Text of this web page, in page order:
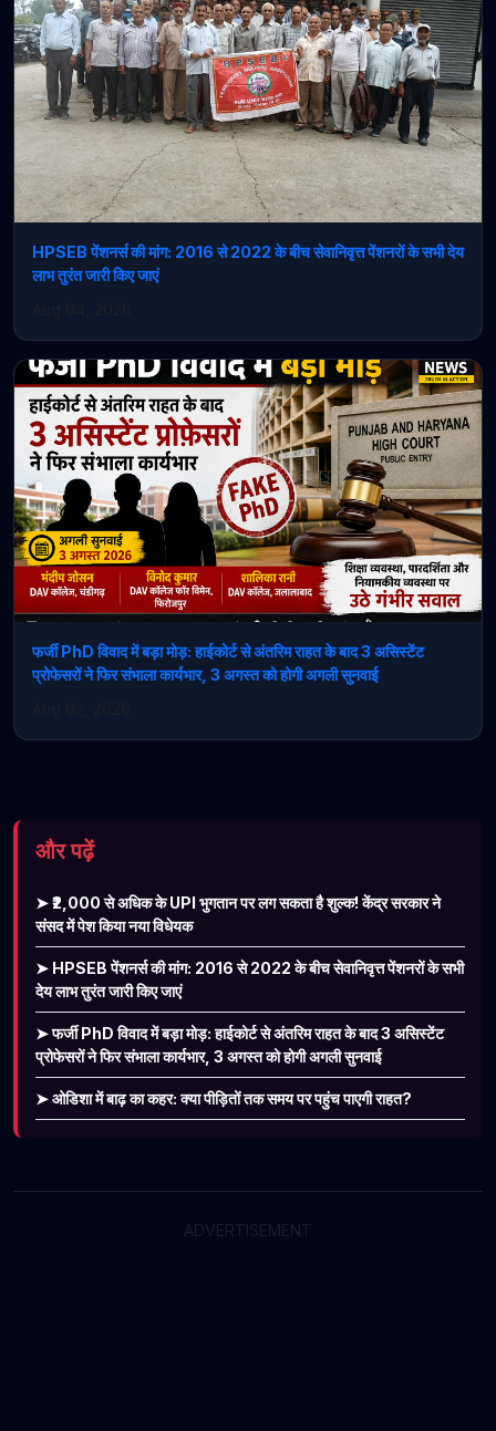
HPSEB पेंशनर्स की मांग: 2016 से 2022 के बीच सेवानिवृत्त पेंशनरों के सभी देय
लाभ तुरंत जारी किए जाएं
फर्जी PhD विवाद में बड़ा मोड़: हाईकोर्ट से अंतरिम राहत के बाद 3 असिस्टेंट
प्रोफेसरों ने फिर संभाला कार्यभार, 3 अगस्त को होगी अगली सुनवाई
और पढ़ें
➤ ₹2,000 से अधिक के UPI भुगतान पर लग सकता है शुल्क! केंद्र सरकार ने
संसद में पेश किया नया विधेयक
➤ HPSEB पेंशनर्स की मांग: 2016 से 2022 के बीच सेवानिवृत्त पेंशनरों के सभी
देय लाभ तुरंत जारी किए जाएं
➤ फर्जी PhD विवाद में बड़ा मोड़: हाईकोर्ट से अंतरिम राहत के बाद 3 असिस्टेंट
प्रोफेसरों ने फिर संभाला कार्यभार, 3 अगस्त को होगी अगली सुनवाई
➤ ओडिशा में बाढ़ का कहर: क्या पीड़ितों तक समय पर पहुंच पाएगी राहत?
ADVERTISEMENT